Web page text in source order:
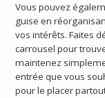
Vous pouvez
guise en
vos intérêts. Faites
carrousel pour
maintenez
entrée que vous
pour le placer